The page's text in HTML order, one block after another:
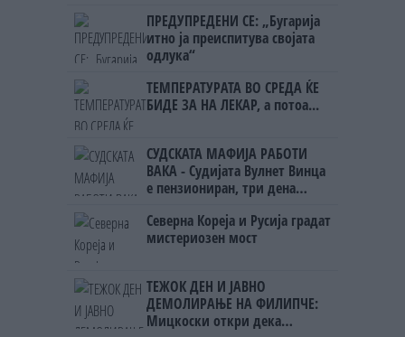
ПРЕДУПРЕДЕНИ СЕ: „Бугарија
итно ја преиспитува својата
одлука“
ТЕМПЕРАТУРАТА ВО СРЕДА ЌЕ
БИДЕ ЗА НА ЛЕКАР, а потоа...
СУДСКАТА МАФИЈА РАБОТИ
ВАКА - Судијата Вулнет Винца
е пензиониран, три дена
на бизнисменот Марковски
Северна Кореја и Русија градат
мистериозен мост
ТЕЖОК ДЕН И ЈАВНО
ДЕМОЛИРАЊЕ НА ФИЛИПЧЕ:
Мицкоски откри дека